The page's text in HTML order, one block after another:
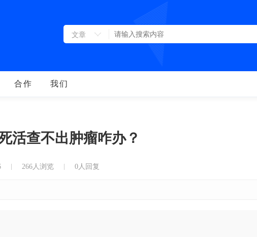
文章
合作 我们
活查不出肿瘤咋办？
266人浏览 0人回复